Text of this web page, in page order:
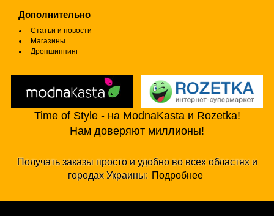
Дополнительно
Статьи и новости
Магазины
Дропшиппинг
Time of Style - на ModnaKasta и Rozetka!
Нам доверяют миллионы!
Получать заказы просто и удобно во всех областях и
городах Украины: Подробнее